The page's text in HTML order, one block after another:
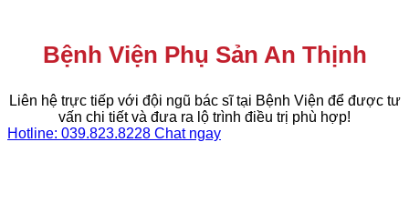
Bệnh Viện Phụ Sản An Thịnh
Liên hệ trực tiếp với đội ngũ bác sĩ tại Bệnh Viện để được tư
vấn chi tiết và đưa ra lộ trình điều trị phù hợp!
Hotline: 039.823.8228 Chat ngay